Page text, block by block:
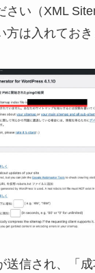
さい（XML
方は入れておき
送信され、「